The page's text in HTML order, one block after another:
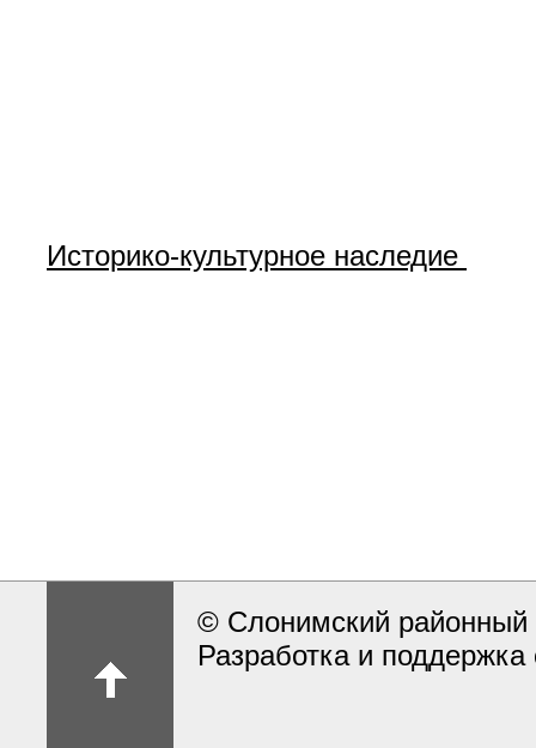
Историко-культурное наследие
© Слонимский районный
Разработка и поддержка